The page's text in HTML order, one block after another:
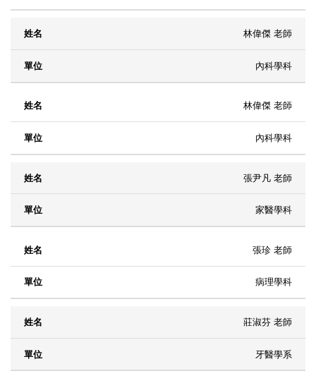
林偉傑 老師
內科學科
林偉傑 老師
內科學科
張尹凡 老師
家醫學科
張珍 老師
病理學科
莊淑芬 老師
牙醫學系